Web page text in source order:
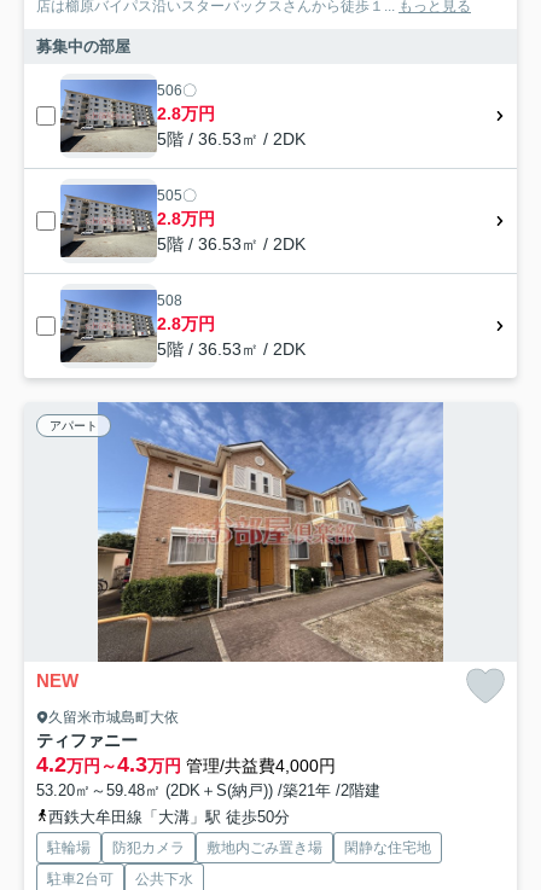
店は櫛原バイパス沿いスターバックスさんから徒歩１... もっと見る
募集中の部屋
506〇
2.8万円
5階 / 36.53㎡ / 2DK
505〇
2.8万円
5階 / 36.53㎡ / 2DK
508
2.8万円
5階 / 36.53㎡ / 2DK
アパート
NEW
久留米市城島町大依
ティファニー
4.2万円～4.3万円 管理/共益費4,000円
53.20㎡～59.48㎡ (2DK＋S(納戸)) /築21年 /2階建
西鉄大牟田線「大溝」駅 徒歩50分
駐輪場 防犯カメラ 敷地内ごみ置き場
閑静な住宅地
駐車2台可
公共下水